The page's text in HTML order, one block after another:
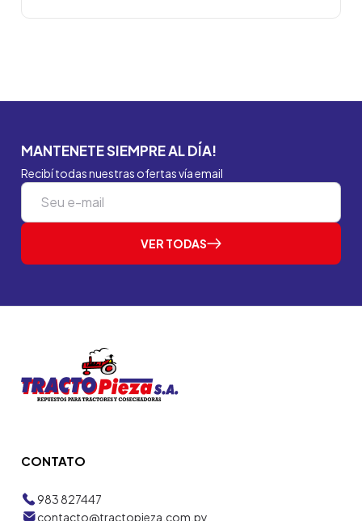
MANTENETE SIEMPRE AL DÍA!
Recibí todas nuestras ofertas vía email
VER TODAS
CONTATO
983 827447
contacto@tractopieza.com.py